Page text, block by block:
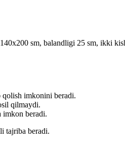
sm, balandligi 25 sm, ikki
qolish imkonini beradi.
qilmaydi.
imkon beradi.
tajriba beradi.